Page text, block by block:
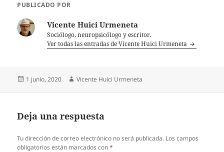
PUBLICADO POR
Vicente Huici Urmeneta
Sociólogo, neuropsicólogo y escritor.
Ver todas las entradas de Vicente Huici Urmeneta
Publicado
1 junio, 2020 Autor
Vicente Huici Urmeneta
Deja una respuesta
Tu dirección de correo electrónico no será publicada. Los campos
obligatorios están marcados con*